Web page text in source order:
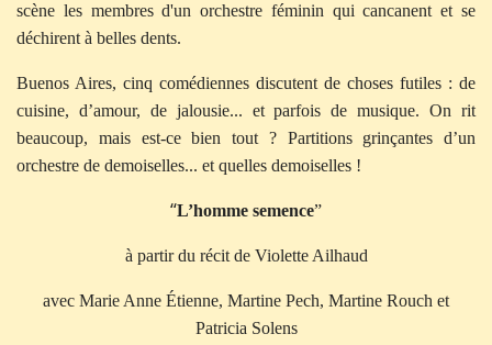
scène les membres d'un orchestre féminin qui cancanent et se
déchirent à belles dents.
Buenos Aires, cinq comédiennes discutent de choses futiles : de
cuisine, d’amour, de jalousie... et parfois de musique. On rit
beaucoup, mais est-ce bien tout ? Partitions grinçantes d’un
orchestre de demoiselles... et quelles demoiselles !
“L’homme semence”
à partir du récit de Violette Ailhaud
avec Marie Anne Étienne, Martine Pech, Martine Rouch et
Patricia Solens